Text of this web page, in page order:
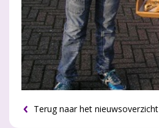
Terug naar het nieuwsoverzicht